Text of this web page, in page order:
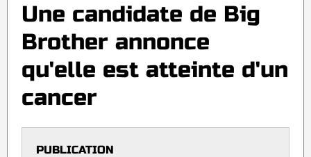
Une candidate de Big
Brother annonce
qu'elle est atteinte d'un
cancer
PUBLICATION